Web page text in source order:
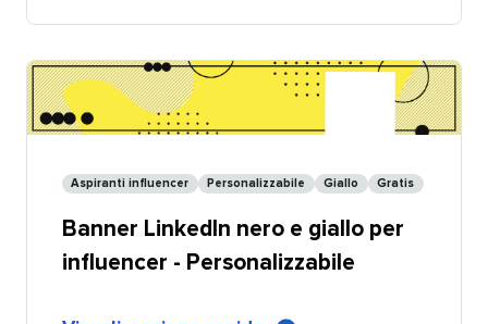
nero
e
giallo
per
aziendali
LinkedIn
per
influencer
Aspiranti influencer​​ Personalizzabile​​ Giallo​​ Gratis​​
Banner LinkedIn nero e giallo per
influencer - Personalizzabile​​